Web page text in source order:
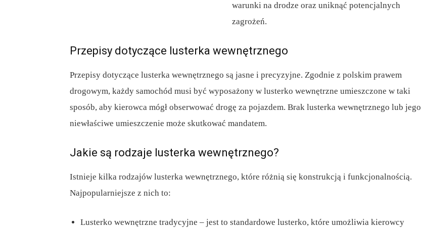
warunki na drodze oraz uniknąć potencjalnych
zagrożeń.
Przepisy dotyczące lusterka wewnętrznego
Przepisy dotyczące lusterka wewnętrznego są jasne i precyzyjne. Zgodnie z polskim prawem
drogowym, każdy samochód musi być wyposażony w lusterko wewnętrzne umieszczone w taki
sposób, aby kierowca mógł obserwować drogę za pojazdem. Brak lusterka wewnętrznego lub jego
niewłaściwe umieszczenie może skutkować mandatem.
Jakie są rodzaje lusterka wewnętrznego?
Istnieje kilka rodzajów lusterka wewnętrznego, które różnią się konstrukcją i funkcjonalnością.
Najpopularniejsze z nich to:
Lusterko wewnętrzne tradycyjne – jest to standardowe lusterko, które umożliwia kierowcy